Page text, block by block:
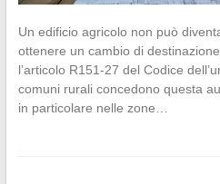
Un edificio agricolo non può
ottenere un cambio di
l’articolo R151-27 del Codice
comuni rurali concedono questa
in particolare nelle zone…